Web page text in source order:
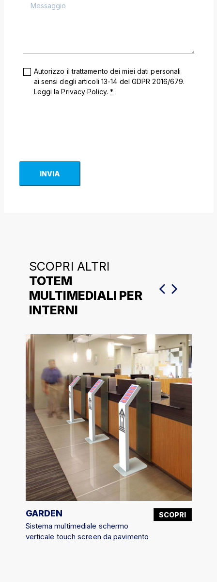
Autorizzo il trattamento dei miei dati personali
ai sensi degli articoli 13-14 del GDPR 2016/679.
Leggi laPrivacy Policy.*
INVIA
SCOPRI ALTRI
TOTEM
MULTIMEDIALI PER
INTERNI
SCOPRI
GARDEN
Sistema multimediale schermo
verticale touch screen da pavimento